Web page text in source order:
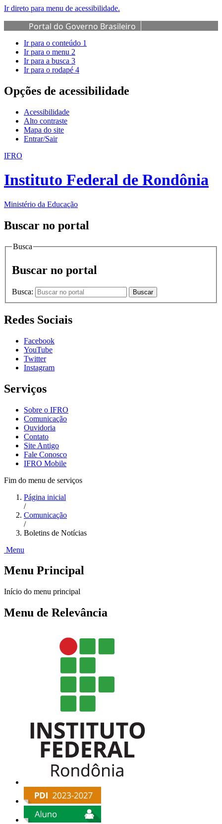
Ir direto para menu de acessibilidade.
Portal do Governo Brasileiro
Ir para o conteúdo 1
Ir para o menu 2
Ir para a busca 3
Ir para o rodapé 4
Opções de acessibilidade
Acessibilidade
Alto contraste
Mapa do site
Entrar/Sair
IFRO
Instituto Federal de Rondônia
Ministério da Educação
Buscar no portal
Busca
Buscar no portal
Busca: Buscar
Redes Sociais
Facebook
YouTube
Twitter
Instagram
Serviços
Sobre o IFRO
Comunicação
Ouvidoria
Contato
Site Antigo
Fale Conosco
IFRO Mobile
Fim do menu de serviços
Página inicial
/
Comunicação
/
Boletins de Notícias
Menu
Menu Principal
Início do menu principal
Menu de Relevância